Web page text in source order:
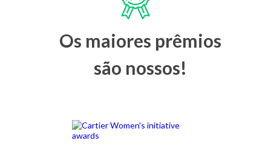
Os maiores prêmios
são nossos!